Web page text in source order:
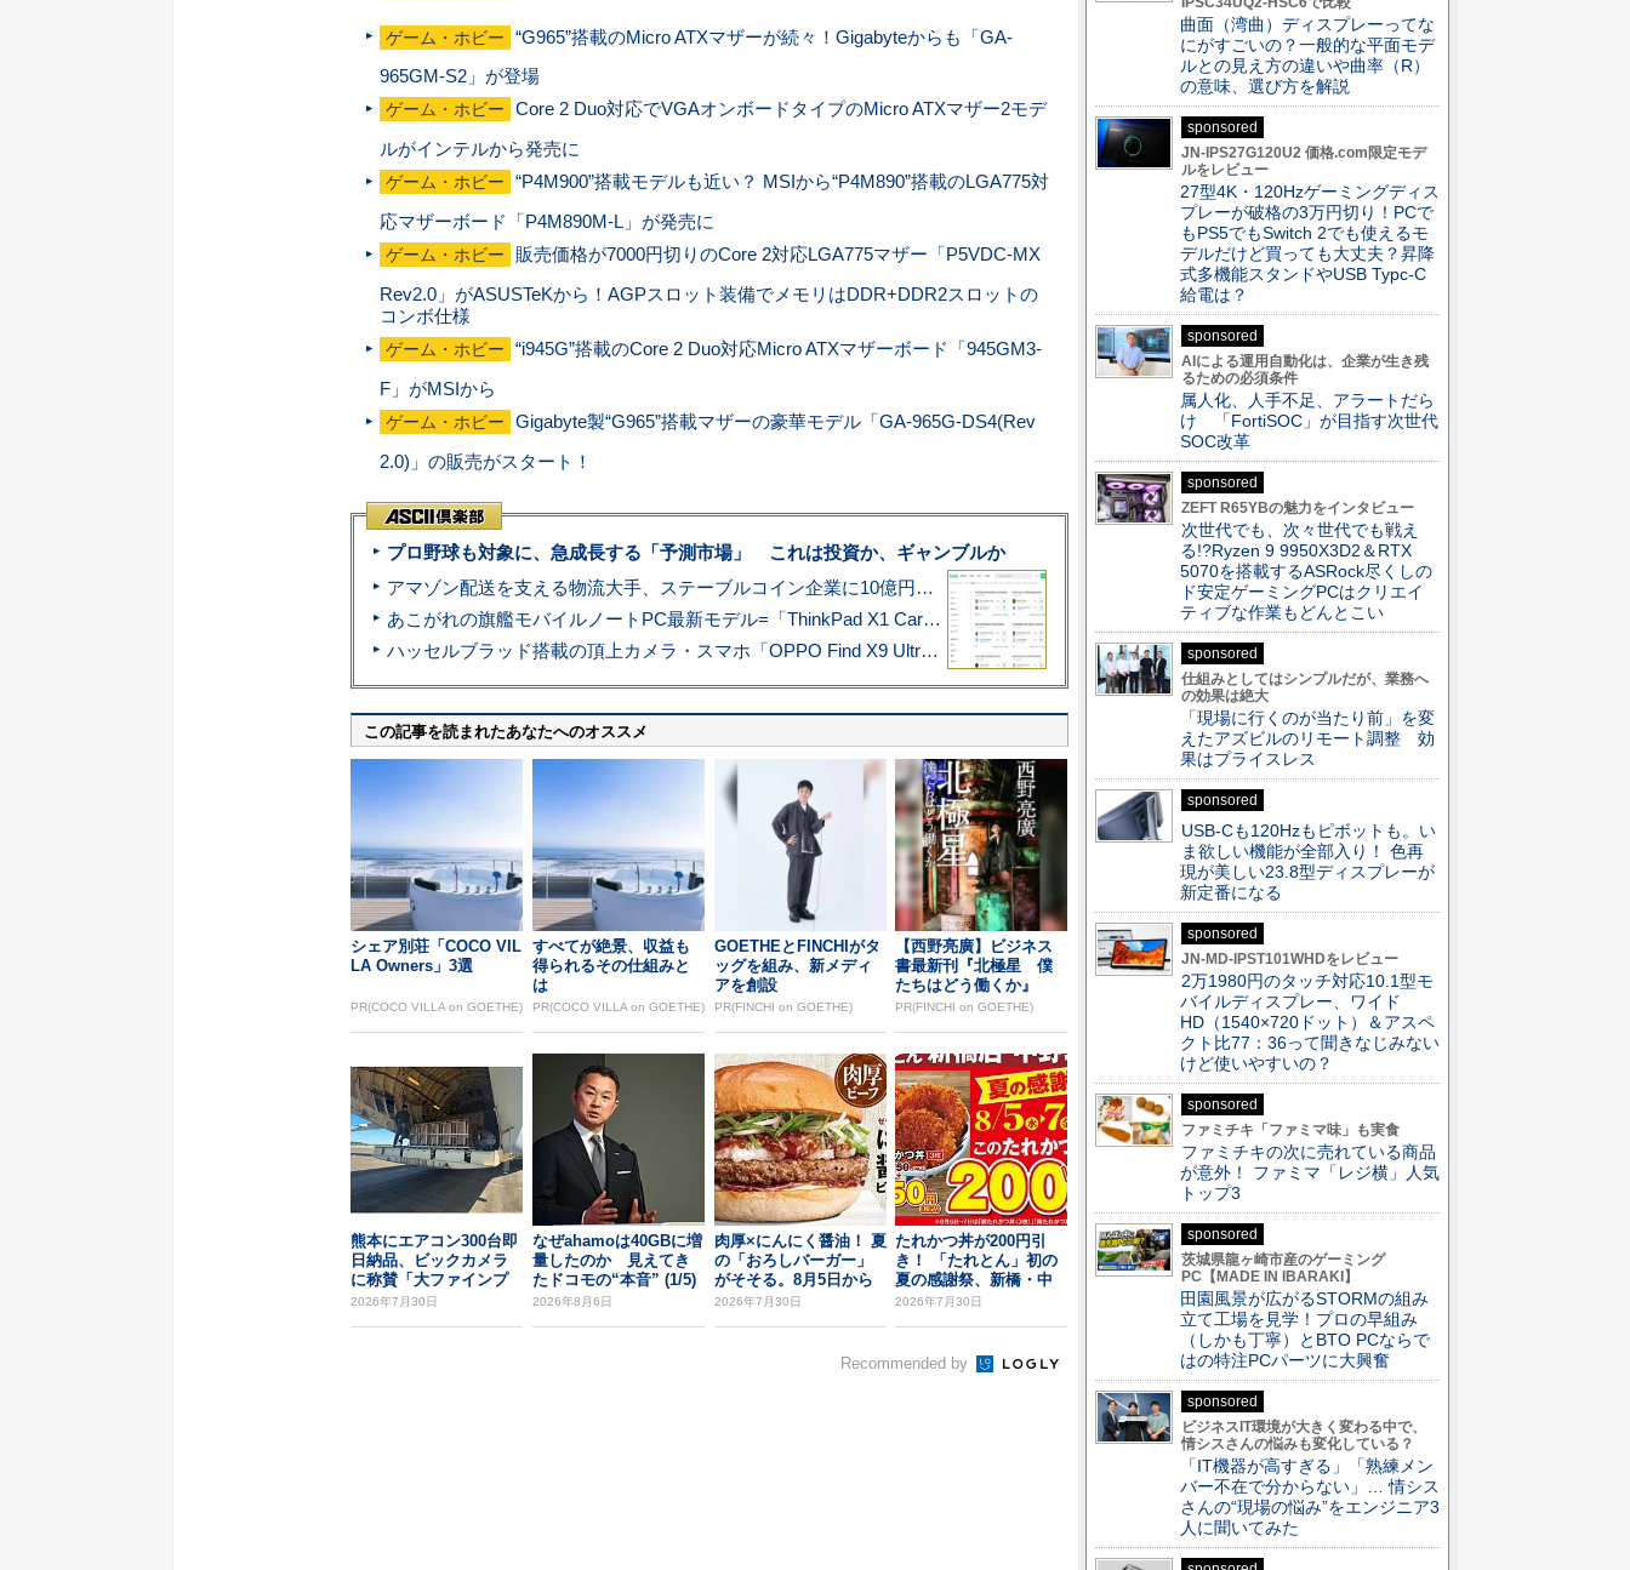
ゲーム・ホビー
“G965”搭載のMicro ATXマザーが続々！Gigabyteからも「GA-
965GM-S2」が登場
ゲーム・ホビー
Core 2 Duo対応でVGAオンボードタイプのMicro ATXマザー2モデ
ルがインテルから発売に
ゲーム・ホビー
“P4M900”搭載モデルも近い？ MSIから“P4M890”搭載のLGA775対
応マザーボード「P4M890M-L」が発売に
ゲーム・ホビー
販売価格が7000円切りのCore 2対応LGA775マザー「P5VDC-MX
Rev2.0」がASUSTeKから！AGPスロット装備でメモリはDDR+DDR2スロットの
コンボ仕様
ゲーム・ホビー
“i945G”搭載のCore 2 Duo対応Micro ATXマザーボード「945GM3-
F」がMSIから
ゲーム・ホビー
Gigabyte製“G965”搭載マザーの豪華モデル「GA-965G-DS4(Rev
2.0)」の販売がスタート！
プロ野球も対象に、急成長する「予測市場」 これは投資か、ギャンブルか
アマゾン配送を支える物流大手、ステーブルコイン企業に10億円投資のワケ
あこがれの旗艦モバイルノートPC最新モデル=「ThinkPad X1 Carbon Gen 14 Aura Edition」実機レビュー
ハッセルブラッド搭載の頂上カメラ・スマホ「OPPO Find X9 Ultra」実写レビュー=プロが本気で徹底撮影しました!!
この記事を読まれたあなたへのオススメ
シェア別荘「COCO VIL
LA Owners」3選
PR(COCO VILLA on GOETHE)
すべてが絶景、収益も
得られるその仕組みと
は
PR(COCO VILLA on GOETHE)
GOETHEとFINCHIがタ
ッグを組み、新メディ
アを創設
PR(FINCHI on GOETHE)
【西野亮廣】ビジネス
書最新刊『北極星 僕
たちはどう働くか』
PR(FINCHI on GOETHE)
熊本にエアコン300台即
日納品、ビックカメラ
に称賛「大ファインプ
レー」
2026年7月30日
なぜahamoは40GBに増
量したのか 見えてき
たドコモの“本音” (1/5)
2026年8月6日
肉厚×にんにく醤油！ 夏
の「おろしバーガー」
がそそる。8月5日から
2026年7月30日
たれかつ丼が200円引
き！ 「たれとん」初の
夏の感謝祭、新橋・中
野北口で開催
2026年7月30日
Recommended by
曲面（湾曲）ディスプレーってな
にがすごいの？一般的な平面モデ
ルとの見え方の違いや曲率（R）
の意味、選び方を解説
sponsored
JN-IPS27G120U2 価格.com限定モデ
ルをレビュー
27型4K・120Hzゲーミングディス
プレーが破格の3万円切り！PCで
もPS5でもSwitch 2でも使えるモ
デルだけど買っても大丈夫？昇降
式多機能スタンドやUSB Typc-C
給電は？
sponsored
AIによる運用自動化は、企業が生き残
るための必須条件
属人化、人手不足、アラートだら
け 「FortiSOC」が目指す次世代
SOC改革
sponsored
ZEFT R65YBの魅力をインタビュー
次世代でも、次々世代でも戦え
る!?Ryzen 9 9950X3D2＆RTX
5070を搭載するASRock尽くしの
ド安定ゲーミングPCはクリエイ
ティブな作業もどんとこい
sponsored
仕組みとしてはシンプルだが、業務へ
の効果は絶大
「現場に行くのが当たり前」を変
えたアズビルのリモート調整 効
果はプライスレス
sponsored
USB-Cも120Hzもピボットも。い
ま欲しい機能が全部入り！ 色再
現が美しい23.8型ディスプレーが
新定番になる
sponsored
JN-MD-IPST101WHDをレビュー
2万1980円のタッチ対応10.1型モ
バイルディスプレー、ワイド
HD（1540×720ドット）＆アスペ
クト比77：36って聞きなじみない
けど使いやすいの？
sponsored
ファミチキ「ファミマ味」も実食
ファミチキの次に売れている商品
が意外！ ファミマ「レジ横」人気
トップ3
sponsored
茨城県龍ヶ崎市産のゲーミング
PC【MADE IN IBARAKI】
田園風景が広がるSTORMの組み
立て工場を見学！プロの早組み
（しかも丁寧）とBTO PCならで
はの特注PCパーツに大興奮
sponsored
ビジネスIT環境が大きく変わる中で、
情シスさんの悩みも変化している？
「IT機器が高すぎる」「熟練メン
バー不在で分からない」… 情シス
さんの“現場の悩み”をエンジニア3
人に聞いてみた